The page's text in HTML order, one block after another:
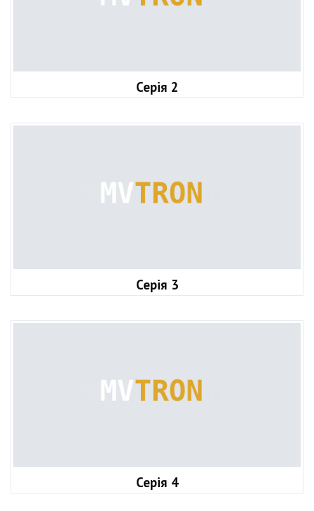
Серія 2
Серія 3
Серія 4